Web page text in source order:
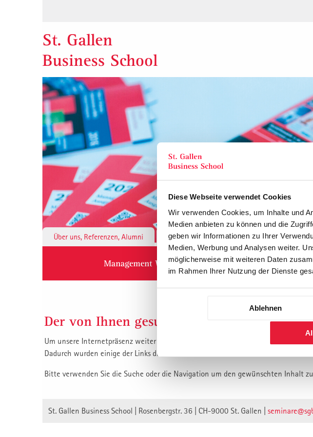
Diese Webseite verwendet Cookies
Wir verwenden Cookies, um Inhalte und
Medien anbieten zu können und die
geben wir Informationen zu Ihrer
Medien, Werbung und Analysen weiter.
möglicherweise mit weiteren Daten
im Rahmen Ihrer Nutzung der Dienste
Ablehnen
St. Gallen
Business School
Über uns, Referenzen, Alumni Institute & Forschung
Management Weiterbildung
Der von Ihnen gesuchte Inhalt ist vermutlich
Um unsere Internetpräsenz weiter zu verbessern, haben wir unsere Webseite auf
Dadurch wurden einige der Links die auf unsere Inhalte verweisen unwirksam.
Bitte verwenden Sie die Suche oder die Navigation um den gewünschten Inhalt
St. Gallen Business School | Rosenbergstr. 36 | CH-9000 St. Gallen |